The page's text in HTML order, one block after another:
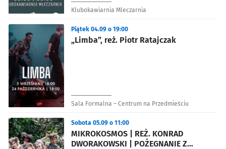
Klubokawiarnia Mleczarnia
„Limba”, reż. Piotr Ratajczak
Piątek 04.09 o 19:00
Sala Formalna – Centrum na Przedmieściu
MIKROKOSMOS | REŻ. KONRAD
DWORAKOWSKI | POŻEGNANIE Z
Sobota 05.09 o 11:00